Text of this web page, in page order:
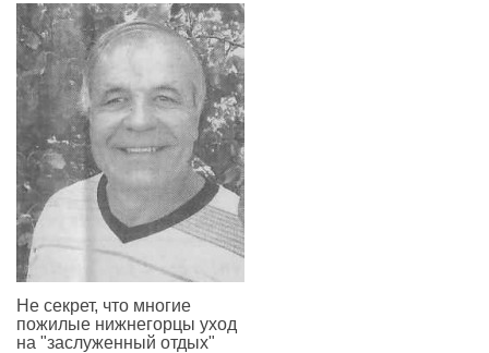
Не секрет, что многие
пожилые нижнегорцы уход
на "заслуженный отдых"